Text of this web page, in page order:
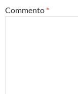
Commento *